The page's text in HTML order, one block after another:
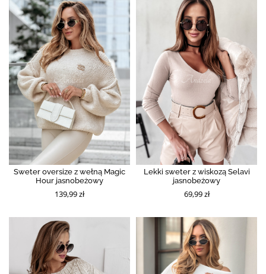
Sweter oversize z wełną Magic
Hour jasnobeżowy
139,99 zł
Lekki sweter z wiskozą Selavi
jasnobeżowy
69,99 zł